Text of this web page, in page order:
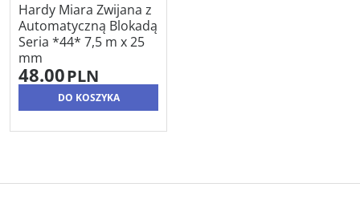
Hardy Miara Zwijana z
Automatyczną Blokadą
Seria *44* 7,5 m x 25
mm
48.00PLN
DO KOSZYKA